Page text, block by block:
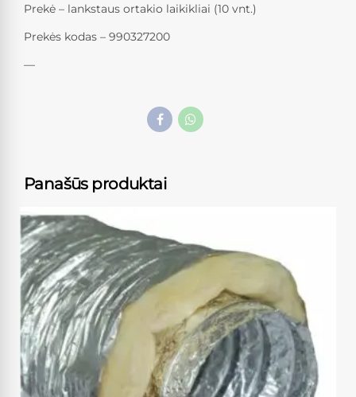
Prekė – lankstaus ortakio laikikliai (10 vnt.)
Prekės kodas – 990327200
—
Panašūs produktai